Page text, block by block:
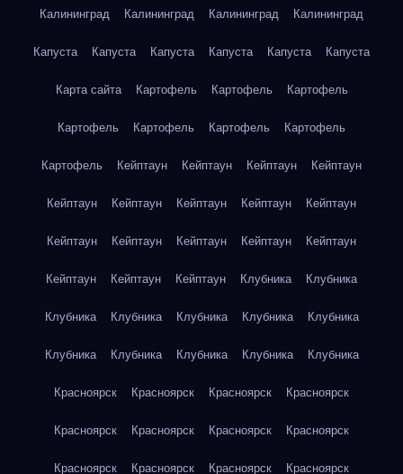
Калининград Калининград Калининград Калининград
Капуста Капуста Капуста Капуста Капуста Капуста
Карта сайта Картофель Картофель Картофель
Картофель Картофель Картофель Картофель
Картофель Кейптаун Кейптаун Кейптаун Кейптаун
Кейптаун Кейптаун Кейптаун Кейптаун Кейптаун
Кейптаун Кейптаун Кейптаун Кейптаун Кейптаун
Кейптаун Кейптаун Кейптаун Клубника Клубника
Клубника Клубника Клубника Клубника Клубника
Клубника Клубника Клубника Клубника Клубника
Красноярск Красноярск Красноярск Красноярск
Красноярск Красноярск Красноярск Красноярск
Красноярск Красноярск Красноярск Красноярск